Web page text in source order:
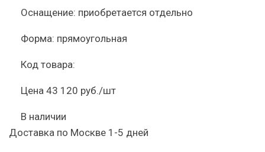
Оснащение: приобретается отдельно
Форма: прямоугольная
Код товара:
Цена 43 120 руб./шт
В наличии
Доставка по Москве 1-5 дней